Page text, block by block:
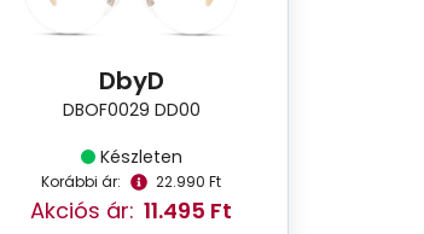
DbyD
DBOF0029 DD00
Készleten
Korábbi ár: 22.990 Ft
Akciós ár: 11.495 Ft